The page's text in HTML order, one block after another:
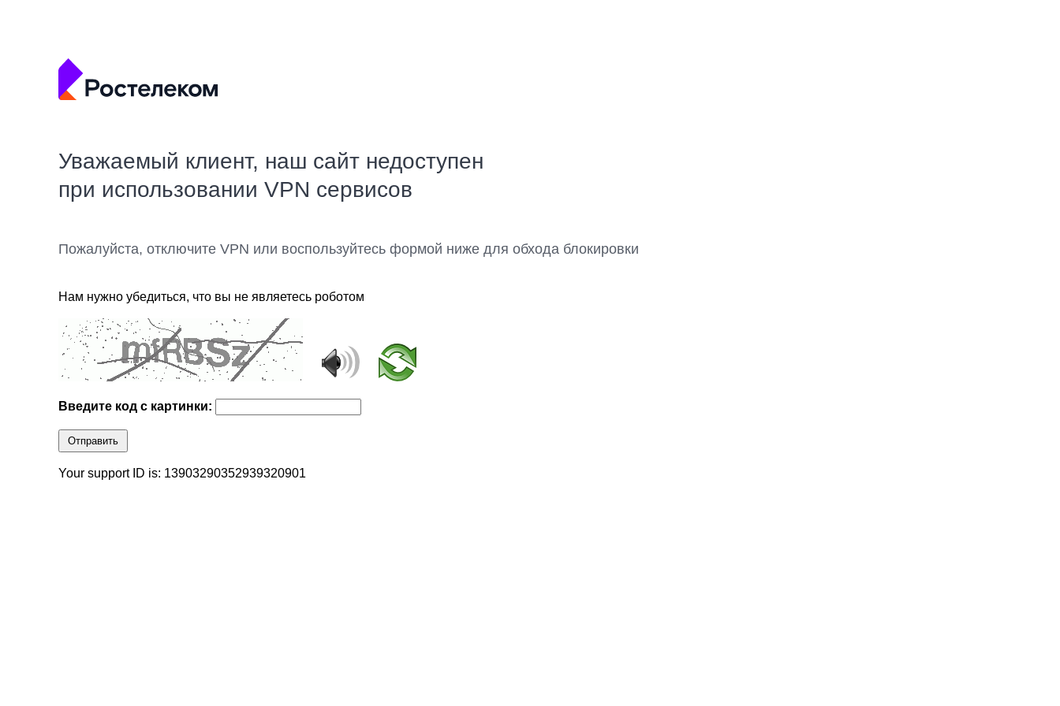
Уважаемый клиент, наш сайт недоступен
при использовании VPN сервисов
Пожалуйста, отключите VPN или воспользуйтесь формой ниже для обхода блокировки
Нам нужно убедиться, что вы не являетесь роботом
Введите код с картинки:
Отправить
Your support ID is: 13903290352939320901